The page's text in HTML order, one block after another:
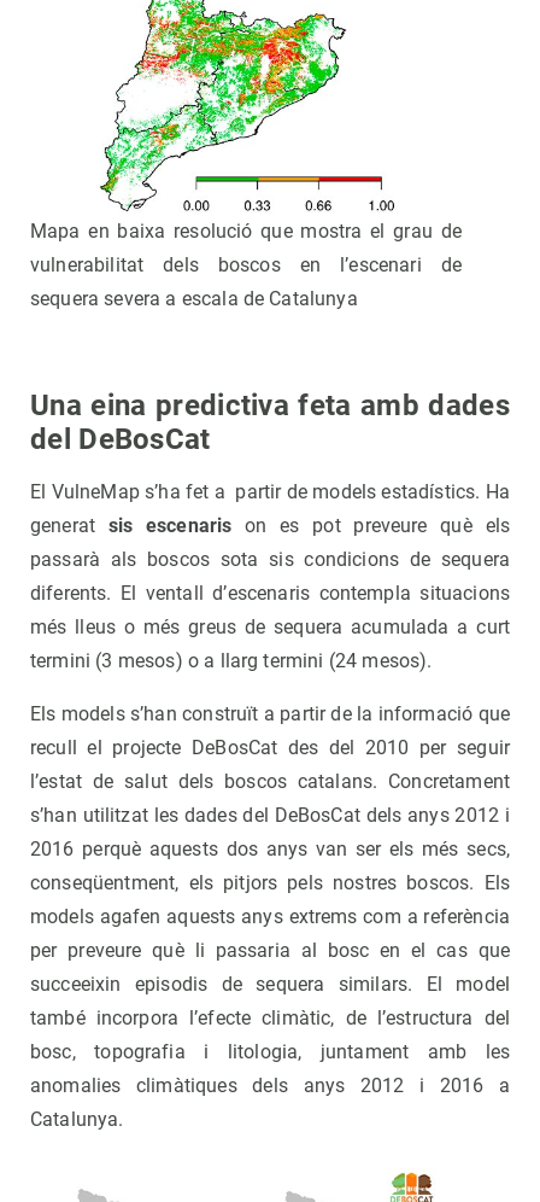
Mapa en baixa resolució que mostra el grau de
vulnerabilitat dels boscos en l’escenari de
sequera severa a escala de Catalunya
Una eina predictiva feta amb dades
del DeBosCat
El VulneMap s’ha fet a partir de models estadístics. Ha
generat sis escenaris on es pot preveure què els
passarà als boscos sota sis condicions de sequera
diferents. El ventall d’escenaris contempla situacions
més lleus o més greus de sequera acumulada a curt
termini (3 mesos) o a llarg termini (24 mesos).
Els models s’han construït a partir de la informació que
recull el projecte DeBosCat des del 2010 per seguir
l’estat de salut dels boscos catalans. Concretament
s’han utilitzat les dades del DeBosCat dels anys 2012 i
2016 perquè aquests dos anys van ser els més secs,
conseqüentment, els pitjors pels nostres boscos. Els
models agafen aquests anys extrems com a referència
per preveure què li passaria al bosc en el cas que
succeeixin episodis de sequera similars. El model
també incorpora l’efecte climàtic, de l’estructura del
bosc, topografia i litologia, juntament amb les
anomalies climàtiques dels anys 2012 i 2016 a
Catalunya.